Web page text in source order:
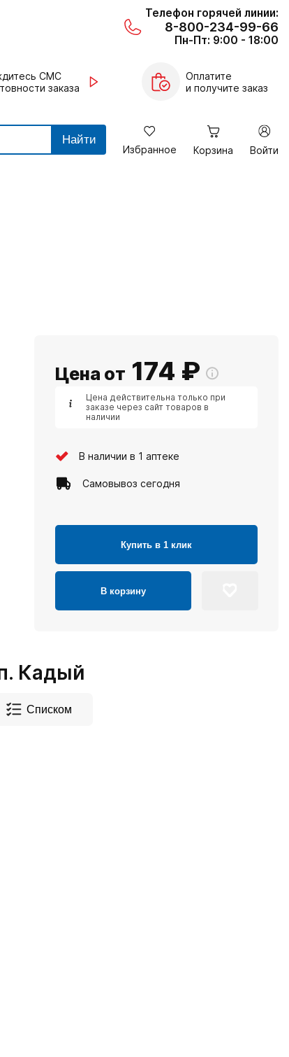
Телефон горячей линии:
8-800-234-99-66
Пн-Пт: 9:00 - 18:00
СМС
заказа
Оплатите
и получите заказ
Найти
Избранное Корзина Войти
Цена от 174 ₽
Цена действительна только при
заказе через сайт товаров в
наличии
В наличии в 1 аптеке
Самовывоз сегодня
Купить в 1 клик
В корзину
Кадый
Списком